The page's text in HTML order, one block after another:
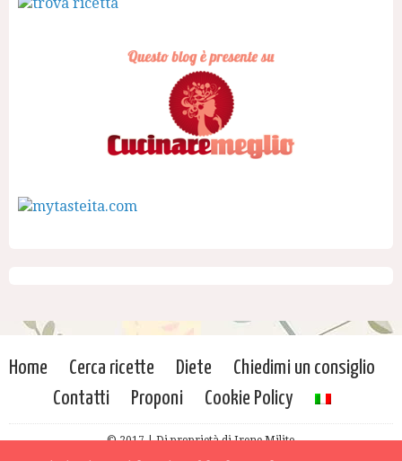
Home Cerca ricette Diete
Chiedimi un consiglio
Contatti
Proponi Cookie Policy
© 2017 | Di proprietà di Irene Milito